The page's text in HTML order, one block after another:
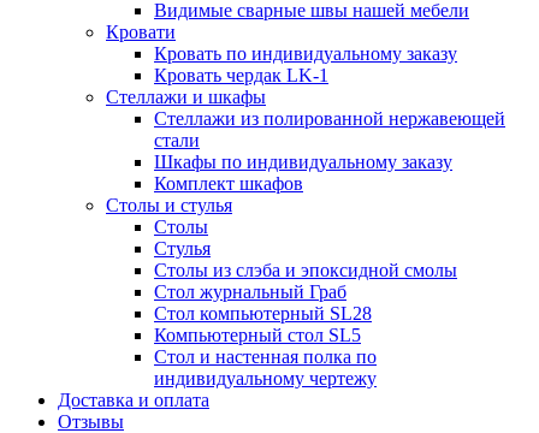
Видимые сварные швы нашей мебели
Кровати
Кровать по индивидуальному заказу
Кровать чердак LK-1
Стеллажи и шкафы
Стеллажи из полированной нержавеющей
стали
Шкафы по индивидуальному заказу
Комплект шкафов
Столы и стулья
Столы
Стулья
Столы из слэба и эпоксидной смолы
Стол журнальный Граб
Стол компьютерный SL28
Компьютерный стол SL5
Стол и настенная полка по
индивидуальному чертежу
Доставка и оплата
Отзывы